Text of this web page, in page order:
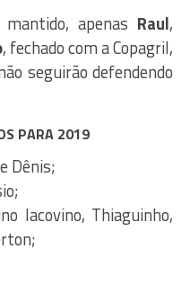
apenas Raul,
, fechado com a Copagril,
seguirão defendendo
PARA 2019
Dênis;
Iacovino, Thiaguinho,